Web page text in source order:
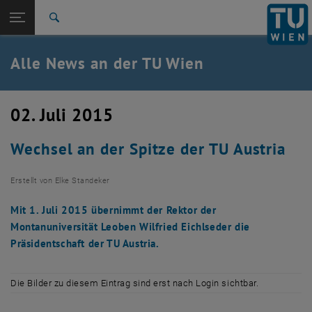
TU Login
Quicklinks
Quicklinks-Menü umschalten
Studium
Karriere
Zurück: Subseiten von TU Wien Startseite auflisten
Zurück zur letzten Ebene:
TU Wien Startseite
Übersicht
Alle News an der TU Wien
02. Juli 2015
Wechsel an der Spitze der TU Austria
Erstellt von Elke Standeker
Mit 1. Juli 2015 übernimmt der Rektor der
Montanuniversität Leoben Wilfried Eichlseder die
Präsidentschaft der TU Austria.
Die Bilder zu diesem Eintrag sind erst nach Login sichtbar.